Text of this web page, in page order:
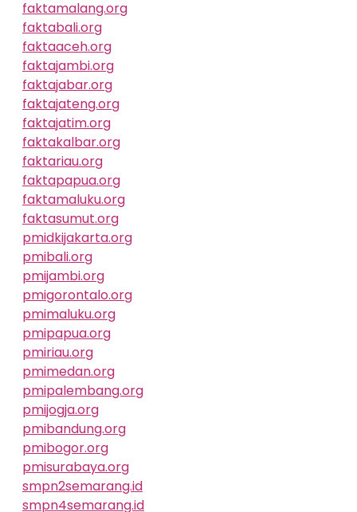
faktamalang.org
faktabali.org
faktaaceh.org
faktajambi.org
faktajabar.org
faktajateng.org
faktajatim.org
faktakalbar.org
faktariau.org
faktapapua.org
faktamaluku.org
faktasumut.org
pmidkijakarta.org
pmibali.org
pmijambi.org
pmigorontalo.org
pmimaluku.org
pmipapua.org
pmiriau.org
pmimedan.org
pmipalembang.org
pmijogja.org
pmibandung.org
pmibogor.org
pmisurabaya.org
smpn2semarang.id
smpn4semarang.id